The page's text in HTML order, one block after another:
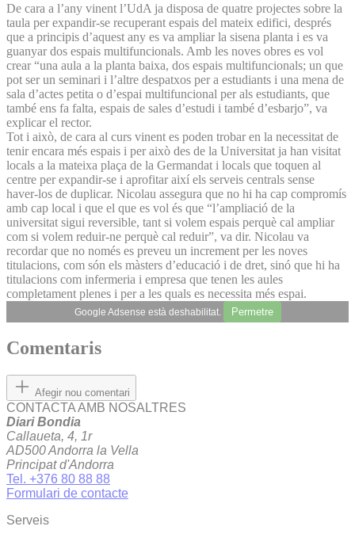
De cara a l’any vinent l’UdA ja disposa de quatre projectes sobre la
taula per expandir-se recuperant espais del mateix edifici, després
que a principis d’aquest any es va ampliar la sisena planta i es va
guanyar dos espais multifuncionals. Amb les noves obres es vol
crear “una aula a la planta baixa, dos espais multifuncionals; un que
pot ser un seminari i l’altre despatxos per a estudiants i una mena de
sala d’actes petita o d’espai multifuncional per als estudiants, que
també ens fa falta, espais de sales d’estudi i també d’esbarjo”, va
explicar el rector.
Tot i això, de cara al curs vinent es poden trobar en la necessitat de
tenir encara més espais i per això des de la Universitat ja han visitat
locals a la mateixa plaça de la Germandat i locals que toquen al
centre per expandir-se i aprofitar així els serveis centrals sense
haver-los de duplicar. Nicolau assegura que no hi ha cap compromís
amb cap local i que el que es vol és que “l’ampliació de la
universitat sigui reversible, tant si volem espais perquè cal ampliar
com si volem reduir-ne perquè cal reduir”, va dir. Nicolau va
recordar que no només es preveu un increment per les noves
titulacions, com són els màsters d’educació i de dret, sinó que hi ha
titulacions com infermeria i empresa que tenen les aules
completament plenes i per a les quals es necessita més espai.
Google Adsense està deshabilitat. Permetre
Comentaris
Afegir nou comentari
CONTACTA AMB NOSALTRES
Diari Bondia
Callaueta, 4, 1r
AD500 Andorra la Vella
Principat d'Andorra
Tel. +376 80 88 88
Formulari de contacte
Serveis